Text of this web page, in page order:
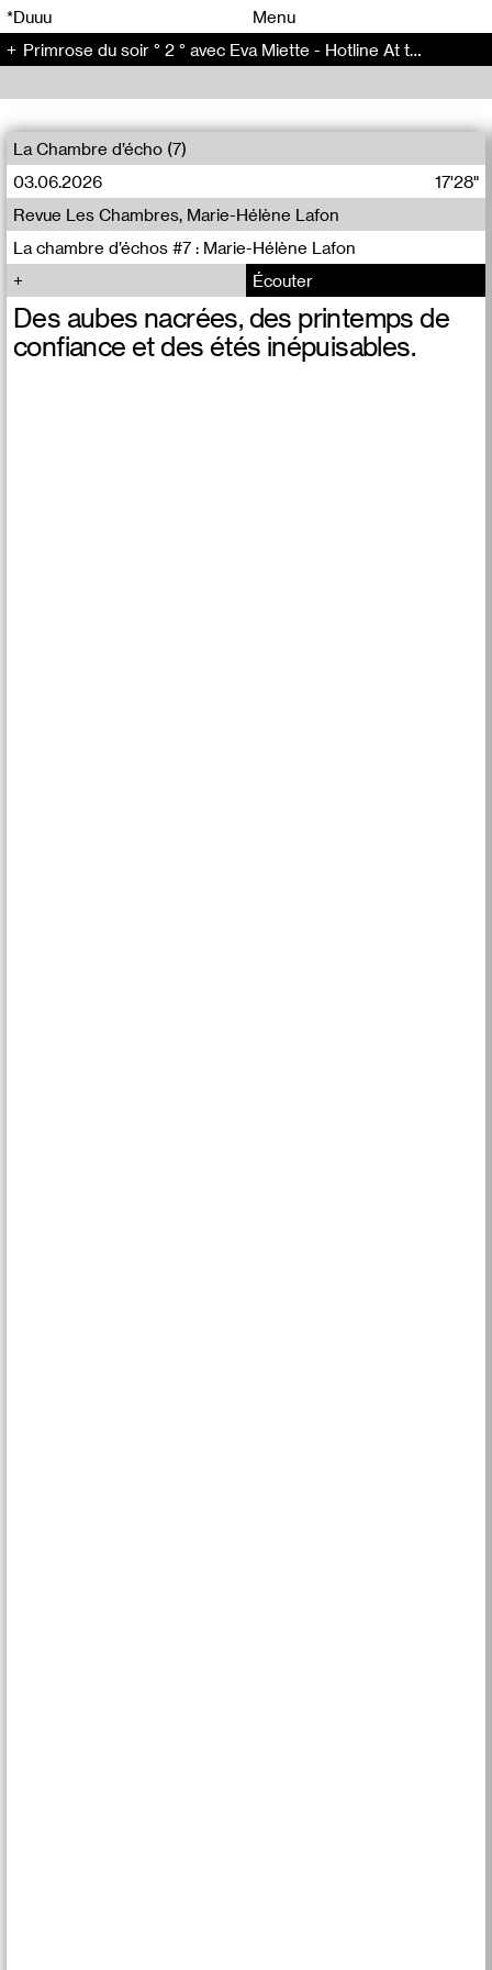
*Duuu
Menu
Primrose du soir ° 2 ° avec Eva Miette - Hotline At the same time (2)
La Chambre d’écho (7)
03.06.2026
17'28"
La chambre d’échos #7 : Marie-Hélène Lafon
Revue Les Chambres, Marie-Hélène Lafon
Écouter
Des aubes nacrées, des printemps de
confiance et des étés inépuisables.
00 00
00 00